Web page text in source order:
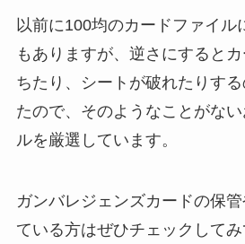
以前に100均のカードファイル
もありますが、逆さにすると
ちたり、シートが破れたりす
たので、そのようなことがな
ルを厳選しています。
ガンバレジェンズカードの保
ている方はぜひチェックしてみ